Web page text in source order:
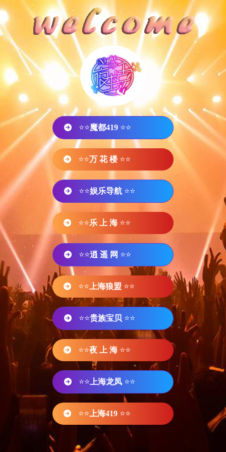
⭐⭐魔都419 ⭐⭐
⭐⭐万 花 楼 ⭐⭐
⭐⭐娱乐导航 ⭐⭐
⭐⭐乐 上 海 ⭐⭐
⭐⭐逍 遥 网 ⭐⭐
⭐⭐ 上海狼盟 ⭐⭐
⭐⭐贵族宝贝 ⭐⭐
⭐⭐夜 上 海 ⭐⭐
⭐⭐ 上海龙凤 ⭐⭐
⭐⭐ 上海419 ⭐⭐